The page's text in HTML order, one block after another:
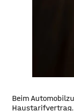
Beim